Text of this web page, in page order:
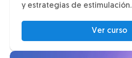
y estrategias de estimulación.
Ver curso